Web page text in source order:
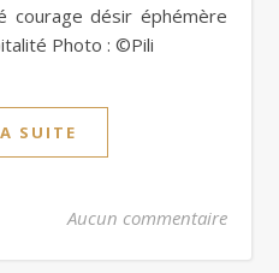
courage désir éphémère
Photo : ©Pili
SUITE
Aucun commentaire